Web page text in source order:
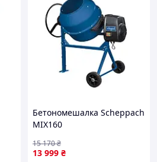
Бетономешалка Scheppach
MIX160
13 999 ₴
15 170₴